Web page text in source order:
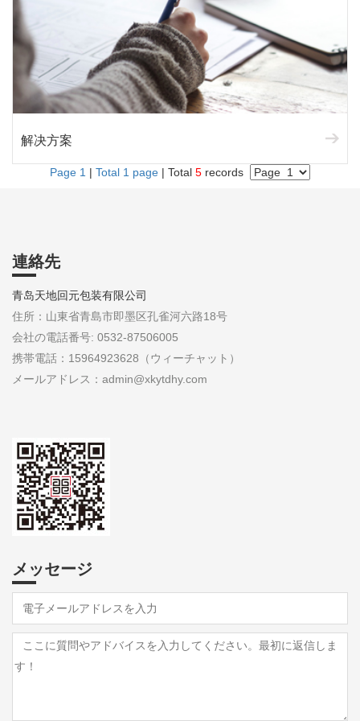
解决方案
Page 1 | Total 1 page | Total 5 records
連絡先
青岛天地回元包装有限公司
住所：山東省青島市即墨区孔雀河六路18号
会社の電話番号: 0532-87506005
携帯電話：15964923628（ウィーチャット）
メールアドレス：admin@xkytdhy.com
メッセージ